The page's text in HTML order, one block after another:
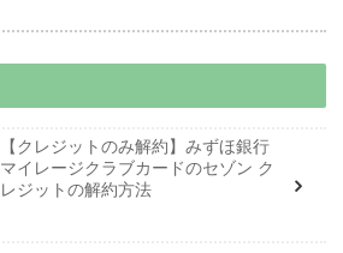
【クレジットのみ解約】みずほ銀行
マイレージクラブカードのセゾン ク
レジットの解約方法